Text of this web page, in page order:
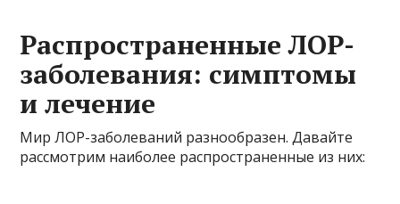
Распространенные ЛОР-
заболевания: симптомы
и лечение
Мир ЛОР-заболеваний разнообразен. Давайте
рассмотрим наиболее распространенные из них: